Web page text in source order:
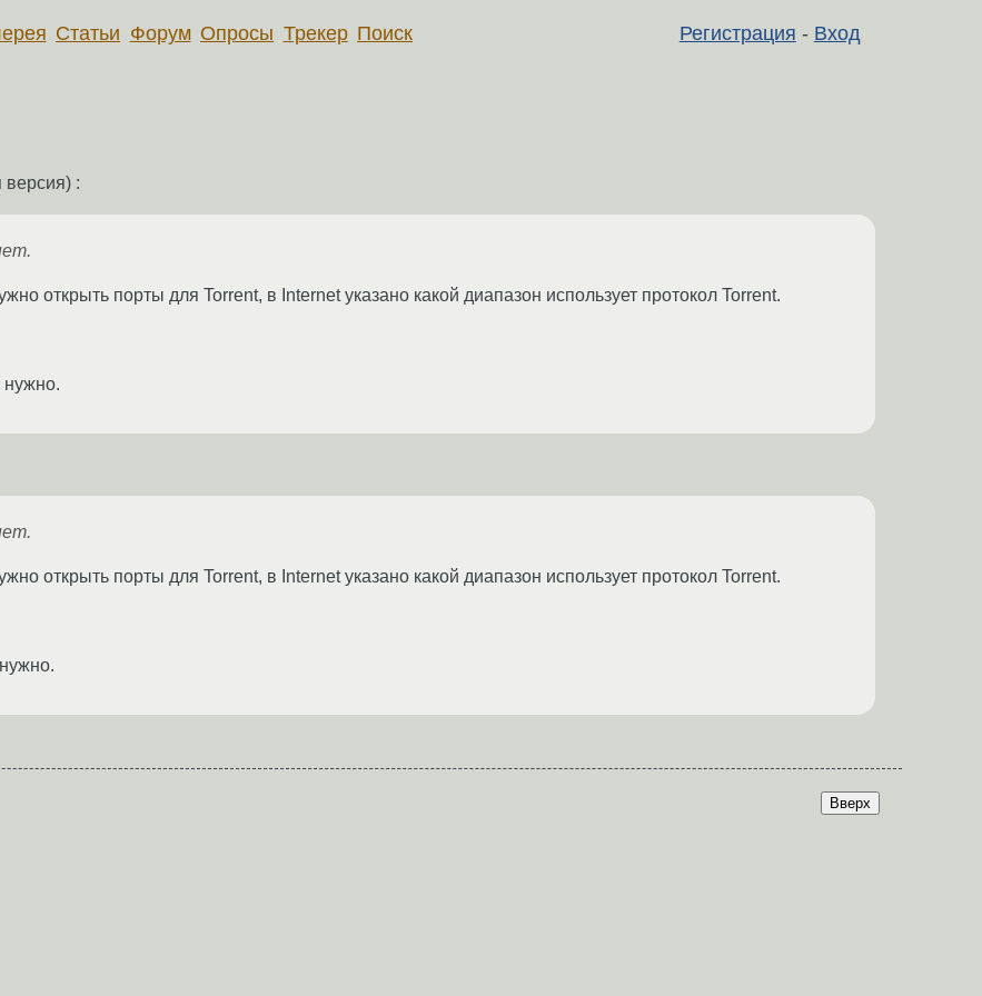
Регистрация - Вход
Статьи Форум Опросы Трекер Поиск
версия) :
открыть порты для Torrent, в Internet указано какой диапазон использует протокол Torrent.
нужно.
открыть порты для Torrent, в Internet указано какой диапазон использует протокол Torrent.
Вверх